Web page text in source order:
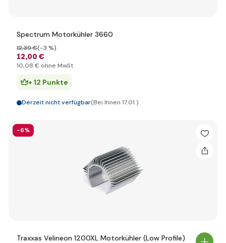
Spectrum Motorkühler 3660
12,00 €
12,39 €(-3 %)
10,08 € ohne MwSt
+ 12 Punkte
Derzeit nicht verfügbar(Bei Ihnen 17.01.)
-6%
Traxxas Velineon 1200XL Motorkühler (Low Profile)